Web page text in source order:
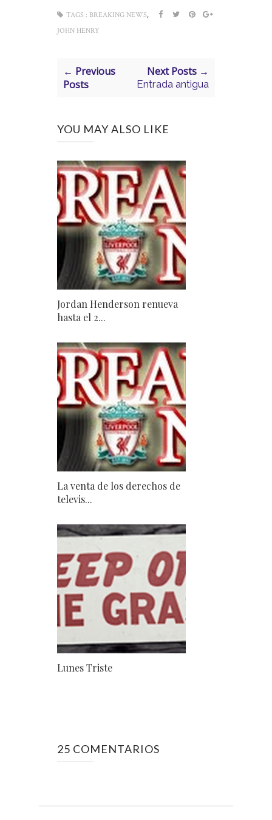
TAGS : BREAKING NEWS,
JOHN HENRY
← Previous
Posts
Next Posts →
Entrada antigua
YOU MAY ALSO LIKE
Jordan Henderson renueva
hasta el 2...
La venta de los derechos de
televis...
Lunes Triste
25 COMENTARIOS